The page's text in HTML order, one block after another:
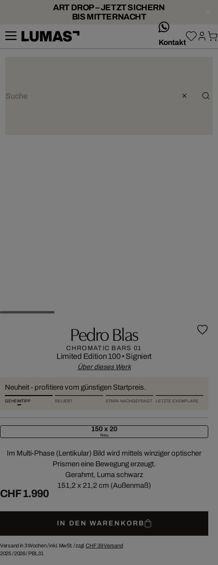
ART DROP – JETZT SICHERN
BIS MITTERNACHT
Kontakt
Pedro Blas
CHROMATIC BARS 01
Limited Edition 100• Signiert
Über dieses Werk
Neuheit - profitiere vom günstigen Startpreis.
GEHEIMTIPP BELIEBT STARK NACHGEFRAGT LETZTE EXEMPLARE
150 x 20
Neu
Im Multi-Phase (Lentikular) Bild wird mittels winziger optischer
Prismen eine Bewegung erzeugt.
Gerahmt, Luma schwarz
151,2 x 21,2 cm (Außenmaß)
CHF 1.990
IN DEN WARENKORB
Versand in 3 Wochen /inkl. MwSt. / zzgl.CHF 39Versand
2025/2026/ PBL31